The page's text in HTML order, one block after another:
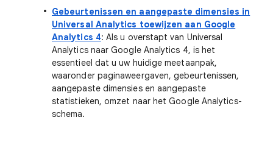
Gebeurtenissen en aangepaste dimensies in
Universal Analytics toewijzen aan Google
Analytics 4: Als u overstapt van Universal
Analytics naar Google Analytics 4, is het
essentieel dat u uw huidige meetaanpak,
waaronder paginaweergaven, gebeurtenissen,
aangepaste dimensies en aangepaste
statistieken, omzet naar het Google Analytics-
schema.